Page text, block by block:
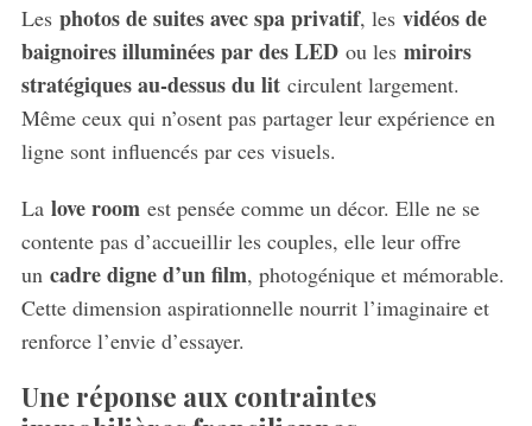
Les photos de suites avec spa privatif, les vidéos de
baignoires illuminées par des LEDou les miroirs
stratégiques au-dessus du litcirculent largement.
Même ceux qui n’osent pas partager leur expérience en
ligne sont influencés par ces visuels.
La love room est pensée comme un décor. Elle ne se
contente pas d’accueillir les couples, elle leur offre
un cadre digne d’un film, photogénique et mémorable.
Cette dimension aspirationnelle nourrit l’imaginaire et
renforce l’envie d’essayer.
Une réponse aux contraintes
e
a
r
h
f
r